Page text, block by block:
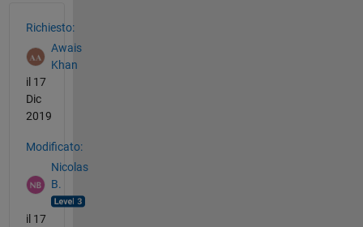
Richiesto:
Awais
Khan
il 17
Dic
2019
Modificato:
Nicolas
B.
il 17